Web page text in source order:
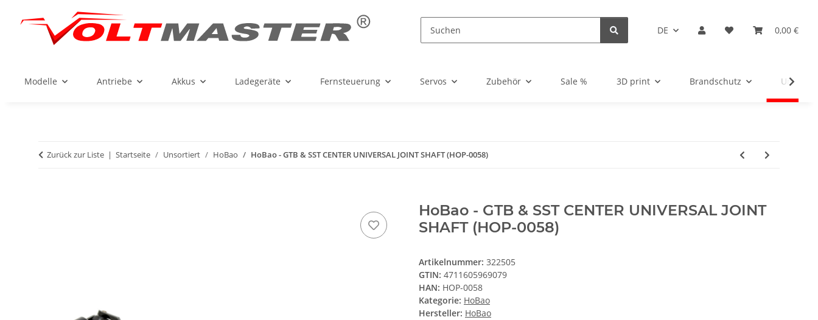
DE 0,00 €
Modelle Antriebe Akkus Ladegeräte Fernsteuerung Servos Zubehör Sale % 3D print Brandschutz
Zurück zur Liste Startseite Unsortiert HoBao HoBao - GTB & SST CENTER UNIVERSAL JOINT SHAFT (HOP-0058)
HoBao - GTB & SST CENTER UNIVERSAL JOINT
SHAFT (HOP-0058)
Artikelnummer: 322505
GTIN: 4711605969079
HAN: HOP-0058
Kategorie: HoBao
Hersteller: HoBao